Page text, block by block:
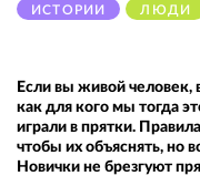
ИСТОРИИ ЛЮДИ
Если вы живой
как для кого мы тогда
играли в прятки.
чтобы их объяснять, но
Новички не брезгуют